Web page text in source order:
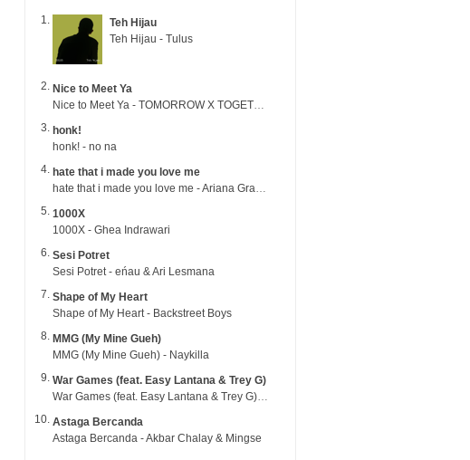
Teh Hijau
Teh Hijau - Tulus
Nice to Meet Ya
Nice to Meet Ya - TOMORROW X TOGETHER
honk!
honk! - no na
hate that i made you love me
hate that i made you love me - Ariana Grande
1000X
1000X - Ghea Indrawari
Sesi Potret
Sesi Potret - eńau & Ari Lesmana
Shape of My Heart
Shape of My Heart - Backstreet Boys
MMG (My Mine Gueh)
MMG (My Mine Gueh) - Naykilla
War Games (feat. Easy Lantana & Trey G)
War Games (feat. Easy Lantana & Trey G) - Trub
Astaga Bercanda
Astaga Bercanda - Akbar Chalay & Mingse